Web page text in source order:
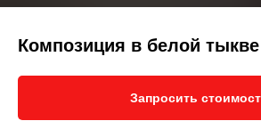
Композиция в белой тыкве
Запросить